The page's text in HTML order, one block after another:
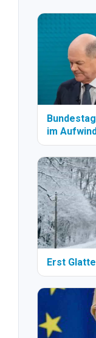
im
Erst